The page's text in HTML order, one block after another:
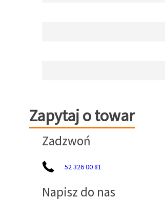
Zapytaj o towar
Zapytaj o towar
Zadzwoń
52 326 00 81
Napisz do nas